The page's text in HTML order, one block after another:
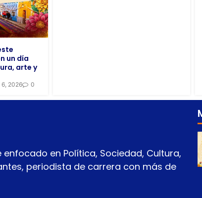
un día
arte y
6, 2026 0
en Política, Sociedad, Cultura,
periodista de carrera con más de